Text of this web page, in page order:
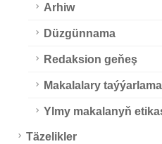
Arhiw
Düzgünnama
Redaksion geňeş
Makalalary
Ylmy makalanyň
Täzelikler